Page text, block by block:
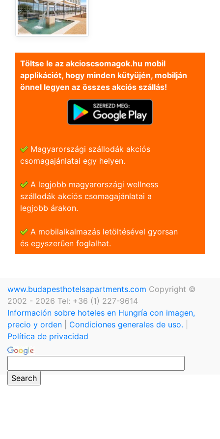
Töltse le az akcioscsomagok.hu mobil
applikációt, hogy minden kütyüjén, mobilján
önnel legyen az összes akciós szállás!
Magyarországi szállodák akciós
csomagajánlatai egy helyen.
A legjobb magyarországi wellness
szállodák akciós csomagajánlatai a
legjobb árakon.
A mobilalkalmazás letöltésével gyorsan
és egyszerũen foglalhat.
www.budapesthotelsapartments.com Copyright ©
2002 - 2026 Tel: +36 (1) 227-9614
Información sobre hoteles en Hungría con imagen,
precio y orden
Condiciones generales de uso.
Política de privacidad